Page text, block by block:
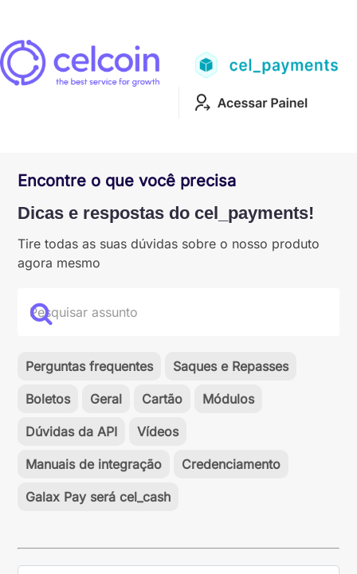
Encontre o que você precisa
Dicas e respostas do cel_payments!
Tire todas as suas dúvidas sobre o nosso produto
agora mesmo
Perguntas frequentes Saques e Repasses
Boletos Geral Cartão Módulos
Dúvidas da API Vídeos
Manuais de integração Credenciamento
Galax Pay será cel_cash